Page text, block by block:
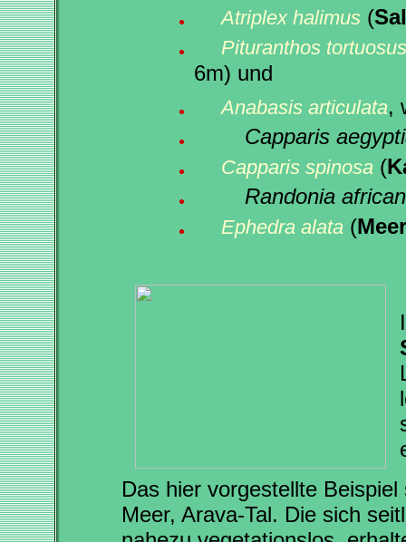
Atriplex halimus (
Pituranthos tortuosus
6m) und
Anabasis articulata,
Capparis
Capparis spinosa (
Randonia
Ephedra alata (
Das hier vorgestellte
Meer, Arava-Tal. Die sich